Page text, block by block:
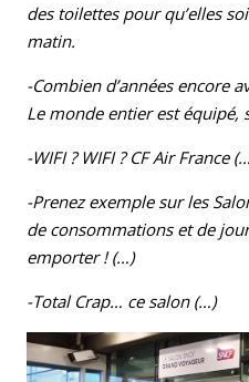
des toilettes pour qu’elles
matin.
-Combien d’années encore
Le monde entier est équipé,
-WIFI ? WIFI ? CF Air France
-Prenez exemple sur les
de consommations et de
emporter ! (…)
-Total Crap… ce salon (…)